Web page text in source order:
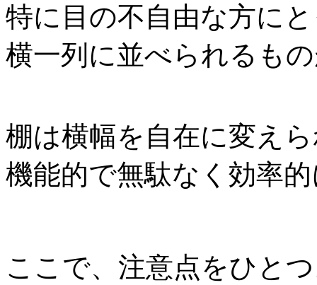
特に目の不自由な方に
横一列に並べられるも
棚は横幅を自在に変え
機能的で無駄なく効率
ここで、注意点をひと